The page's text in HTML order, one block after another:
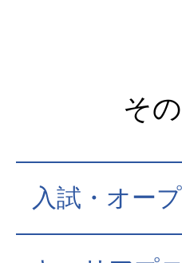
そ
入試・オー